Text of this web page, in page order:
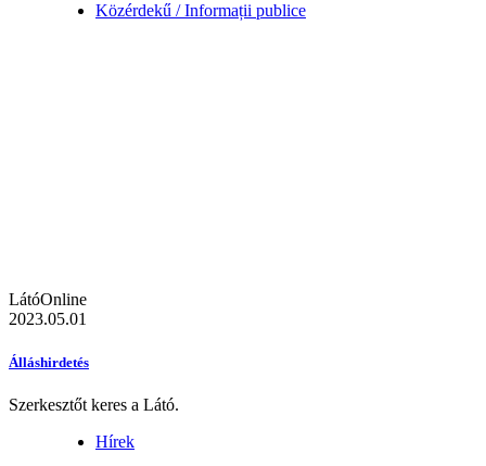
Közérdekű / Informații publice
LátóOnline
2023.05.01
Álláshirdetés
Szerkesztőt keres a Látó.
Hírek